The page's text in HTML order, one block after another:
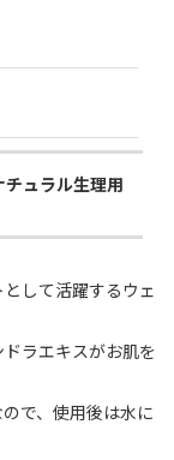
ュラル生理用
して活躍するウェ
ラエキスがお肌を
で、使用後は水に